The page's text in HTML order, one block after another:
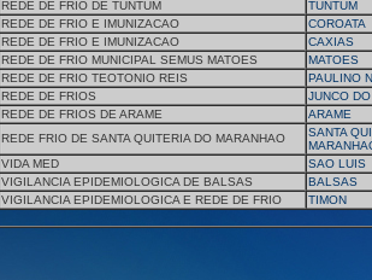
REDE DE FRIO DE TUNTUM
TUNTUM
REDE DE FRIO E IMUNIZACAO
COROATA
REDE DE FRIO E IMUNIZACAO
CAXIAS
REDE DE FRIO MUNICIPAL SEMUS MATOES
MATOES
REDE DE FRIO TEOTONIO REIS
PAULINO
REDE DE FRIOS
JUNCO
REDE DE FRIOS DE ARAME
ARAME
REDE FRIO DE SANTA QUITERIA DO MARANHAO
SANTA
VIDA MED
SAO LUIS
VIGILANCIA EPIDEMIOLOGICA DE BALSAS
BALSAS
VIGILANCIA EPIDEMIOLOGICA E REDE DE FRIO
TIMON